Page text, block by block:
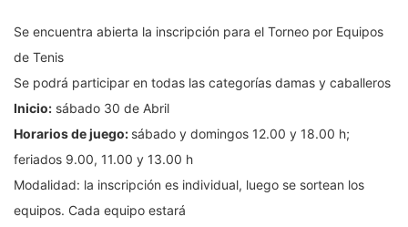
Se encuentra abierta la inscripción para el Torneo por Equipos
de Tenis
Se podrá participar en todas las categorías damas y caballeros
Inicio: sábado 30 de Abril
Horarios de juego: sábado y domingos 12.00 y 18.00 h;
feriados 9.00, 11.00 y 13.00 h
Modalidad: la inscripción es individual, luego se sortean los
equipos. Cada equipo estará